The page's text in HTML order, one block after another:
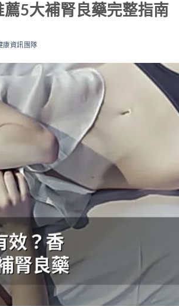
5大補腎良藥完整指南
康資訊團隊